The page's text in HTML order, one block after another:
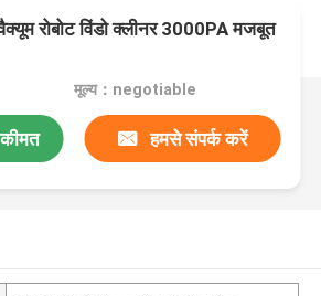
वैक्यूम रोबोट विंडो क्लीनर 3000PA मजबूत
मूल्य：negotiable
हमसे संपर्क करें